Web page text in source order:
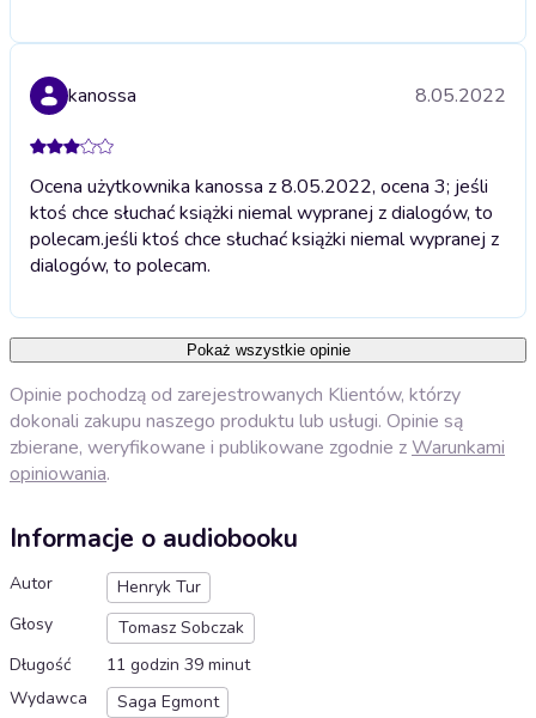
kanossa 8.05.2022
Ocena użytkownika kanossa z 8.05.2022, ocena 3; jeśli
ktoś chce słuchać książki niemal wypranej z dialogów, to
polecam.jeśli ktoś chce słuchać książki niemal wypranej z
dialogów, to polecam.
Pokaż wszystkie opinie
Opinie pochodzą od zarejestrowanych Klientów, którzy
dokonali zakupu naszego produktu lub usługi. Opinie są
zbierane, weryfikowane i publikowane zgodnie zWarunkami
opiniowania.
Informacje o audiobooku
Autor
Henryk Tur
Głosy
Tomasz Sobczak
Długość
11 godzin 39 minut
Wydawca
Saga Egmont